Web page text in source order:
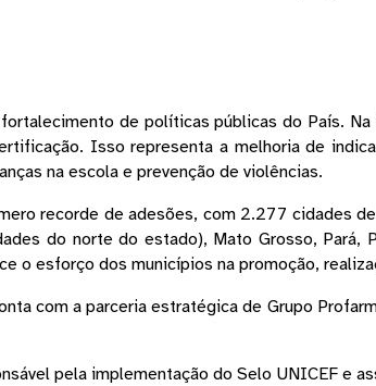
de políticas públicas do País.
Isso representa a melhoria de
na escola e prevenção de violências.
recorde de adesões, com 2.277 cidades
do norte do estado), Mato Grosso, Pará,
o esforço dos municípios na promoção,
com a parceria estratégica de Grupo
pela implementação do Selo UNICEF e